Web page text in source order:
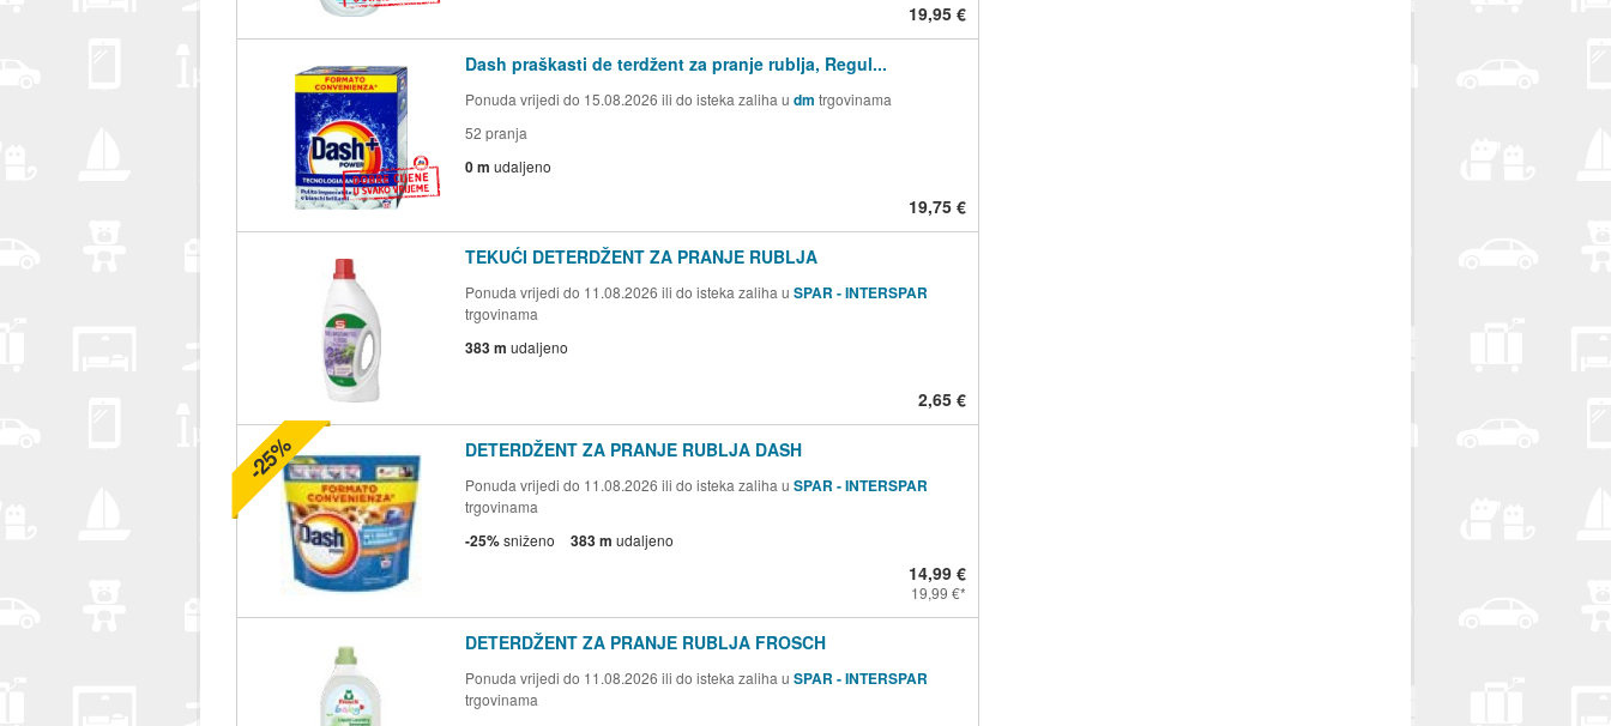
19,95 €
Dash praškasti de terdžent za pranje rublja, Regul...
Ponuda vrijedi do 15.08.2026 ili do isteka zaliha u dm trgovinama
52 pranja
0 m udaljeno
19,75 €
TEKUĆI DETERDŽENT ZA PRANJE RUBLJA
Ponuda vrijedi do 11.08.2026 ili do isteka zaliha u SPAR - INTERSPAR
trgovinama
383 m udaljeno
2,65 €
DETERDŽENT ZA PRANJE RUBLJA DASH
Ponuda vrijedi do 11.08.2026 ili do isteka zaliha u SPAR - INTERSPAR
trgovinama
-25%sniženo 383 m udaljeno
14,99 €
19,99 €
-25%
DETERDŽENT ZA PRANJE RUBLJA FROSCH
Ponuda vrijedi do 11.08.2026 ili do isteka zaliha u SPAR - INTERSPAR
trgovinama